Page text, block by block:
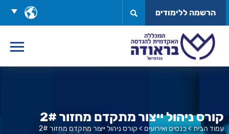
לתוכן
בחר
שפה
הרשמה ללימודים
קורס ניהול ייצור מתקדם מחזור 2#
עמוד הבית>כנסים ואירועים > קורס ניהול ייצור מתקדם מחזור 2#